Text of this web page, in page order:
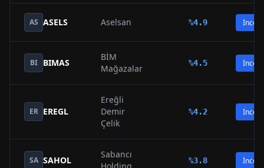
AS ASELS Aselsan %4.9 İncele
BI BIMAS
BİM
Mağazalar
%4.5 İncele
ER EREGL
Ereğli
Demir
Çelik
%4.2 İncele
SA SAHOL
Sabancı
%3.8 İncele